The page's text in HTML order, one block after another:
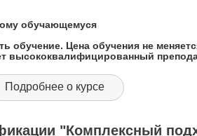
обучающемуся
обучение. Цена обучения не
высококвалифицированный
Подробнее о курсе
"Комплексный